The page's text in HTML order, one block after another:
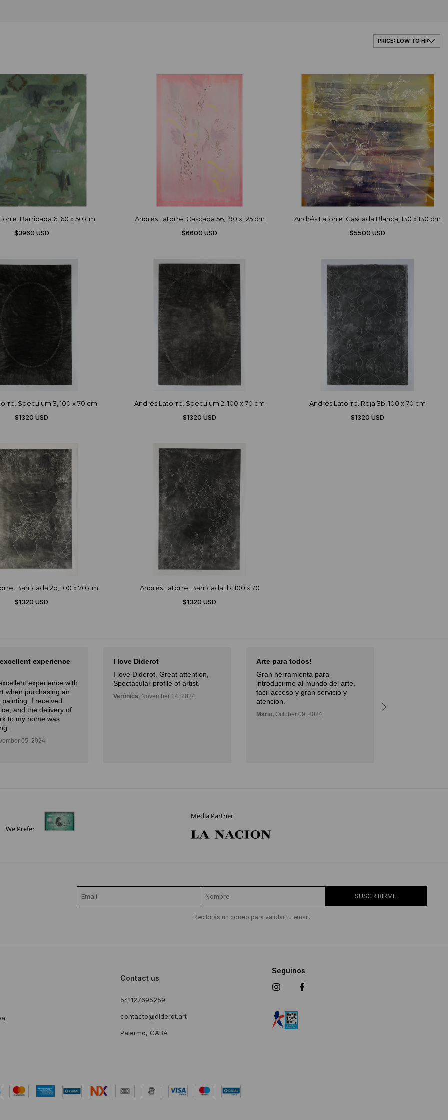
Barricada 6, 60 x 50 cm
$3960 USD
Andrés Latorre. Cascada 56, 190 x 125 cm
$6600 USD
Andrés Latorre. Cascada Blanca, 130 x 130 cm
$5500 USD
Speculum 3, 100 x 70 cm
$1320 USD
Andrés Latorre. Speculum 2, 100 x 70 cm
$1320 USD
Andrés Latorre. Reja 3b, 100 x 70 cm
$1320 USD
Barricada 2b, 100 x 70 cm
$1320 USD
Andrés Latorre. Barricada 1b, 100 x 70
$1320 USD
experience
experience with
when purchasing an
painting. I received
and the delivery of
to my home was
05, 2024
I love Diderot
I love Diderot. Great attention,
Spectacular profile of artist.
Verónica, November 14, 2024
Arte para todos!
Gran herramienta para
introducirme al mundo del arte,
facil acceso y gran servicio y
atencion.
Mario, October 09, 2024
We Prefer
Media Partner
SUSCRIBIRME
Recibirás un correo para validar tu email.
Contact us
541127695259
contacto@diderot.art
Palermo, CABA
Seguinos